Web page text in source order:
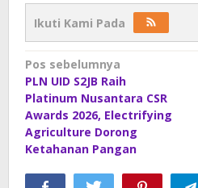
Ikuti Kami Pada
Navigasi
pos
Pos sebelumnya
PLN UID S2JB Raih
Platinum Nusantara CSR
Awards 2026, Electrifying
Agriculture Dorong
Ketahanan Pangan